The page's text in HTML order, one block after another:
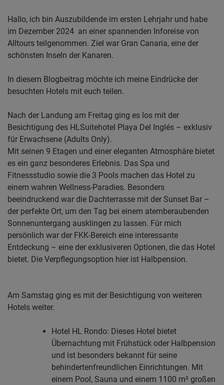
Hallo, ich bin Auszubildende im ersten Lehrjahr und habe
im Dezember 2024 an einer spannenden Inforeise von
Alltours teilgenommen. Ziel war Gran Canaria, eine der
schönsten Inseln der Kanaren.
In diesem Blogbeitrag möchte ich meine Eindrücke der
besuchten Hotels mit euch teilen.
Nach der Landung am Freitag ging es los mit der
Besichtigung des HLSuitehotel Playa Del Inglés – exklusiv
für Erwachsene (Adults Only).
Mit seinen 9 Etagen und einer eleganten Atmosphäre bietet
es ein ganz besonderes Erlebnis. Das Spa und
Fitnessstudio sowie die 3 Pools machen das Hotel zu
einem wahren Wellness-Paradies. Besonders
beeindruckend war die Dachterrasse mit der Sunset Bar –
der perfekte Ort, um den Tag bei einem atemberaubenden
Sonnenuntergang ausklingen zu lassen. Für mich
persönlich war der FKK-Bereich eine interessante
Entdeckung – eine der exklusiveren Optionen, die das Hotel
bietet. Die Verpflegungsoption hier ist Halbpension.
Am Samstag ging es mit der Besichtigung von weiteren
Hotels weiter.
Hotel HL Rondo: Dieses Hotel bietet
Übernachtung mit Frühstück oder Halbpension
und ist besonders bekannt für seine
behindertenfreundlichen Einrichtungen. Mit
einem Pool, Sauna und einem 1100 m² großen